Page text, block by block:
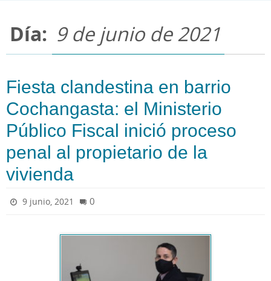
Día: 9 de junio de 2021
Fiesta clandestina en barrio
Cochangasta: el Ministerio
Público Fiscal inició proceso
penal al propietario de la
vivienda
9 junio, 2021 0